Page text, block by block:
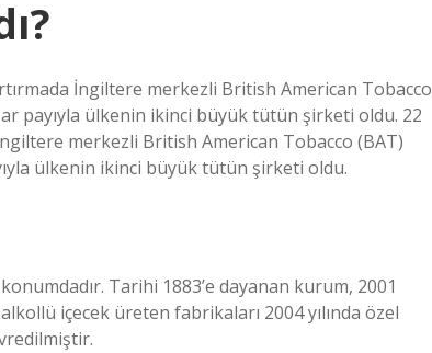
İngiltere merkezli British American Tobacco
payıyla ülkenin ikinci büyük tütün şirketi oldu. 22
merkezli British American Tobacco (BAT)
ülkenin ikinci büyük tütün şirketi oldu.
Tarihi 1883’e dayanan kurum, 2001
içecek üreten fabrikaları 2004 yılında özel